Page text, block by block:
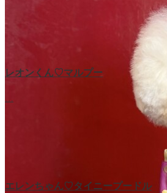
レオンくん♡マルプー
エレンちゃん♡タイニープードル